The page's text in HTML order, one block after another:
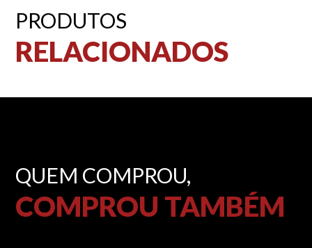
PRODUTOS
RELACIONADOS
QUEM COMPROU,
COMPROU TAMBÉM